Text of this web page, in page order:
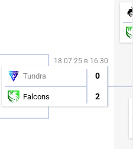
18.07.25 в 16:30
Tundra 0
Falcons 2